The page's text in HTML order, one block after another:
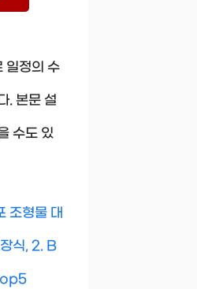
일정의 수
. 본문 설
수도 있
조형물 대
식, 2. B